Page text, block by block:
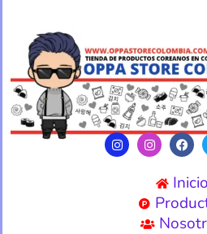
Inicio